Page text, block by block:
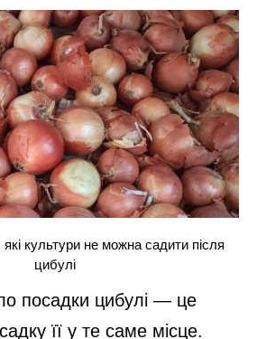
які культури не можна садити після
цибулі
посадки цибулі — це
її у те саме місце.